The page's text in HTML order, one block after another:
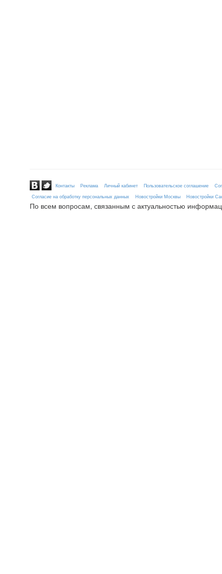
Контакты Реклама Личный кабинет Пользовательское соглашение
Согласие на обработку персональных данных
Новостройки Москвы Новостройки
По всем вопросам, связанным с актуальностью